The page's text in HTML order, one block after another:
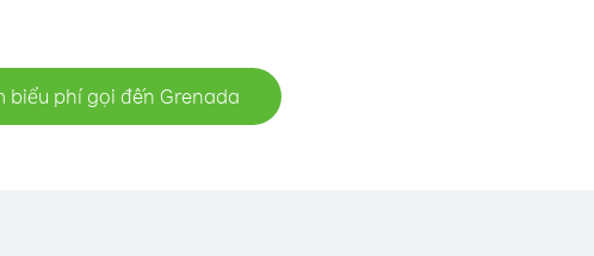
biểu phí gọi đến Grenada